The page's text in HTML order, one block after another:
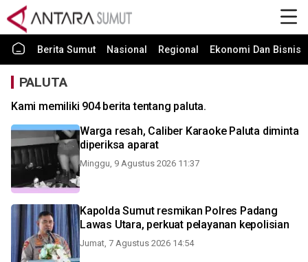
Berita Sumut Nasional Regional Ekonomi Dan Bisnis
PALUTA
Kami memiliki 904 berita tentang paluta.
Warga resah, Caliber Karaoke Paluta diminta
diperiksa aparat
Minggu, 9 Agustus 2026 11:37
Kapolda Sumut resmikan Polres Padang
Lawas Utara, perkuat pelayanan kepolisian
Jumat, 7 Agustus 2026 14:54